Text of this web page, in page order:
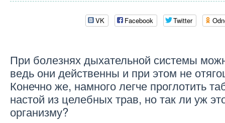
VK Facebook Twitter
При болезнях дыхательной системы
ведь они действенны и при этом не
Конечно же, намного легче проглотить
настой из целебных трав, но так ли уж
организму?